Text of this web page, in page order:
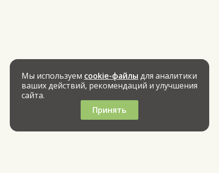
Мы используем cookie-файлы для аналитики
ваших действий, рекомендаций и улучшения
сайта.
Принять